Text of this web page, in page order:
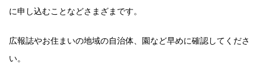
に申し込むことなどさまざまです。
広報誌やお住まいの地域の自治体、園など早めに確認してくださ
い。